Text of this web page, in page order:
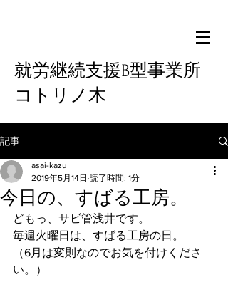
就労継続支援B型事業所
コトリノ木
記事
今日の、すばる工房。
asai-kazu
2019年5月14日 読了時間: 1分
どもっ、サビ管浅井です。
毎週火曜日は、すばる工房の日。
（6月は変則なのでお気を付けくださ
い。）